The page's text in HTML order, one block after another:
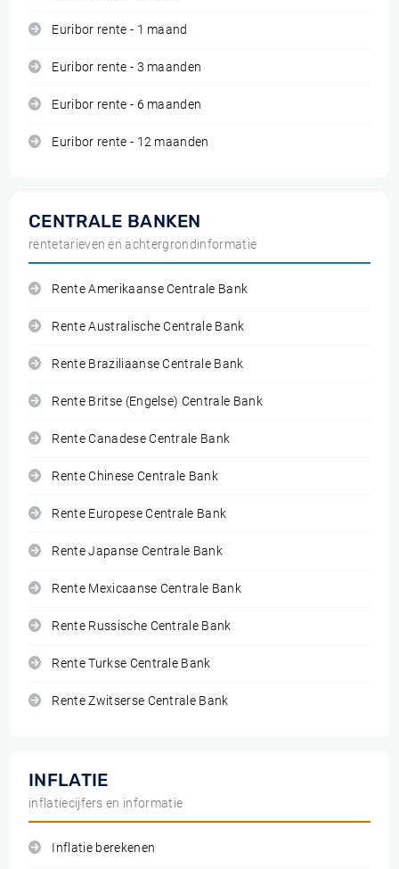
Euribor rente - 1 maand
Euribor rente - 3 maanden
Euribor rente - 6 maanden
Euribor rente - 12 maanden
CENTRALE BANKEN
rentetarieven en achtergrondinformatie
Rente Amerikaanse Centrale Bank
Rente Australische Centrale Bank
Rente Braziliaanse Centrale Bank
Rente Britse (Engelse) Centrale Bank
Rente Canadese Centrale Bank
Rente Chinese Centrale Bank
Rente Europese Centrale Bank
Rente Japanse Centrale Bank
Rente Mexicaanse Centrale Bank
Rente Russische Centrale Bank
Rente Turkse Centrale Bank
Rente Zwitserse Centrale Bank
INFLATIE
inflatiecijfers en informatie
Inflatie berekenen